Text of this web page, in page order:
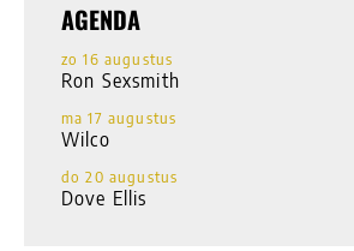
AGENDA
zo 16 augustus
Ron Sexsmith
ma 17 augustus
Wilco
do 20 augustus
Dove Ellis